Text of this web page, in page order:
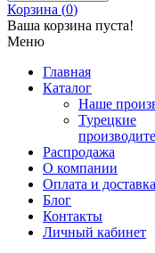
Корзина (0)
Ваша корзина пуста!
Меню
Главная
Каталог
Наше
Турецкие
Распродажа
О компании
Оплата и доставка
Блог
Контакты
Личный кабинет